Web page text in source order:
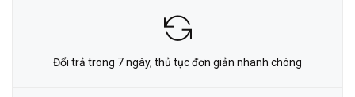
Đổi trả trong 7 ngày, thủ tục đơn giản nhanh chóng